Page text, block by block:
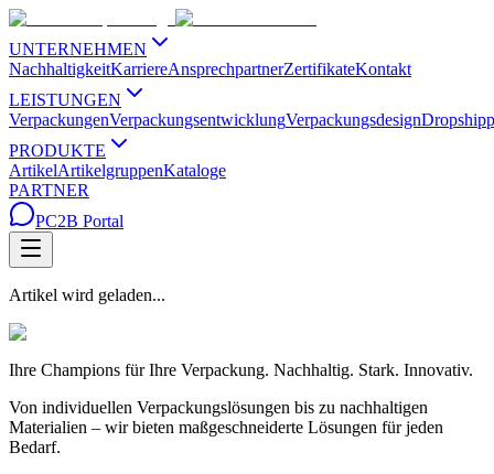
UNTERNEHMEN
NachhaltigkeitKarriereAnsprechpartnerZertifikateKontakt
LEISTUNGEN
VerpackungenVerpackungsentwicklungVerpackungsdesign
PRODUKTE
ArtikelArtikelgruppenKataloge
PARTNER
PC2B Portal
Artikel wird geladen...
Ihre Champions für Ihre Verpackung. Nachhaltig. Stark. Innovativ.
Von individuellen Verpackungslösungen bis zu nachhaltigen
Materialien – wir bieten maßgeschneiderte Lösungen für jeden
Bedarf.